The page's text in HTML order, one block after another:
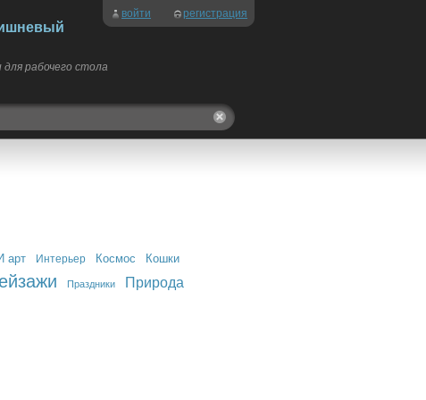
войти регистрация
рабочего стола
арт Интерьер Космос Кошки
Праздники Природа